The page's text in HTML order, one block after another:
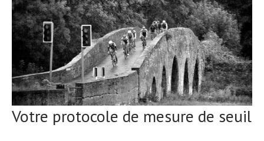
Votre protocole de mesure de seuil